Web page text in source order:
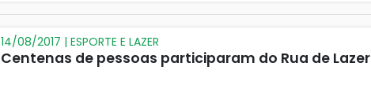
14/08/2017 | ESPORTE E LAZER
Centenas de pessoas participaram do Rua de Lazer